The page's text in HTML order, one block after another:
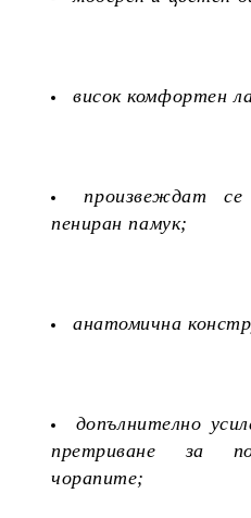
висок комфортен
произвеждат се
пениран памук;
анатомична
допълнително
претриване за
чорапите;